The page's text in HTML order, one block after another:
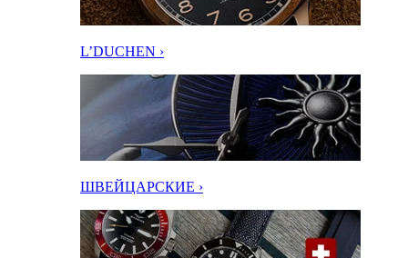
L’DUCHEN ›
ШВЕЙЦАРСКИЕ ›